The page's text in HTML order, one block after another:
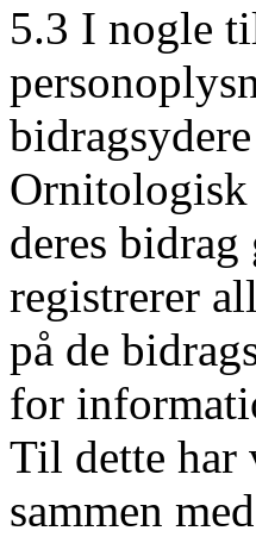
5.3 I nogle
Ornitologisk
deres
registrerer
på de
for
Til dette har
sammen